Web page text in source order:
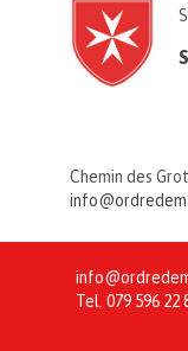
Chemin des
Tel. 079 596 22